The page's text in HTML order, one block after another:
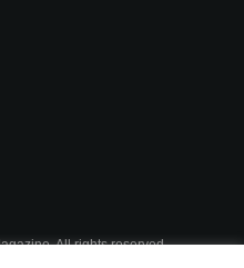
All rights reserved.